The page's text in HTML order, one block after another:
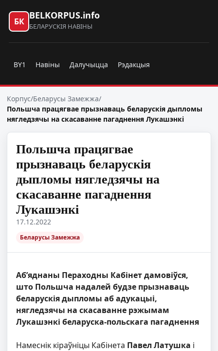
БК
BELKORPUS.info
БЕЛАРУСКІЯ НАВІНЫ
BY1 Навіны Далучыцца Рэдакцыя
Корпус/Беларусы Замежжа/
Польшча працягвае прызнаваць беларускія дыпломы
нягледзячы на скасаванне пагаднення Лукашэнкі
Польшча працягвае
прызнаваць беларускія
дыпломы нягледзячы на
скасаванне пагаднення
Лукашэнкі
17.12.2022
Беларусы Замежжа
Аб’яднаны Пераходны Кабінет дамовіўся,
што Польшча надалей будзе прызнаваць
беларускія дыпломы аб адукацыі,
нягледзячы на скасаванне рэжымам
Лукашэнкі беларуска-польскага пагаднення
Намеснік кіраўніцы Кабінета Павел Латушка і